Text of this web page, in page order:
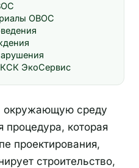
ОВОС
КСК ЭкоСервис
окружающую среду
которая
проектирования,
строительство,